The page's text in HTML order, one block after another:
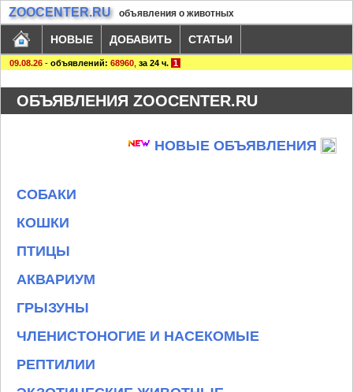
ZOOCENTER.RU объявления о животных
НОВЫЕ ДОБАВИТЬ СТАТЬИ
09.08.26 - объявлений: 68960 за 24 ч. 1
ОБЪЯВЛЕНИЯ ZOOCENTER.RU
НОВЫЕ ОБЪЯВЛЕНИЯ
СОБАКИ
КОШКИ
ПТИЦЫ
АКВАРИУМ
ГРЫЗУНЫ
ЧЛЕНИСТОНОГИЕ И НАСЕКОМЫЕ
РЕПТИЛИИ